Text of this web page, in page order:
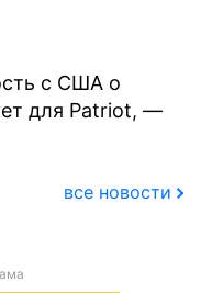
с США о
для Patriot, —
все новости